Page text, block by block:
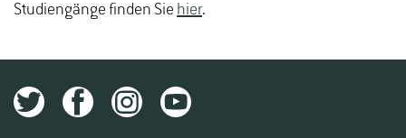
Studiengänge finden Sie hier.